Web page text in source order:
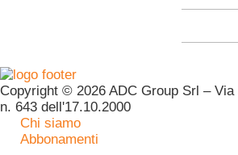
Copyright © 2026 ADC Group Srl –
n. 643 dell'17.10.2000
Chi siamo
Abbonamenti